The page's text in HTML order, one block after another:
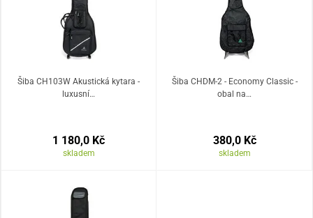
Šiba CH103W Akustická kytara -
luxusní…
1 180,0 Kč
skladem
Šiba CHDM-2 - Economy Classic -
obal na…
380,0 Kč
skladem